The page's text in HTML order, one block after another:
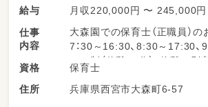
給与
月収220,000円 〜 245,000円
仕事
内容
大森園での保育士（正職員）の
7：30～16:30、8:30～17:30、9
フト制（休憩60分）、休憩は別
ていただきます。
完全週休二日制、社会保険完備
資格
保育士
住所
兵庫県西宮市大森町6-57